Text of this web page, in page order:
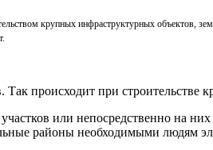
крупных инфраструктурных объектов,
происходит при
или непосредственно на
районы необходимыми людям